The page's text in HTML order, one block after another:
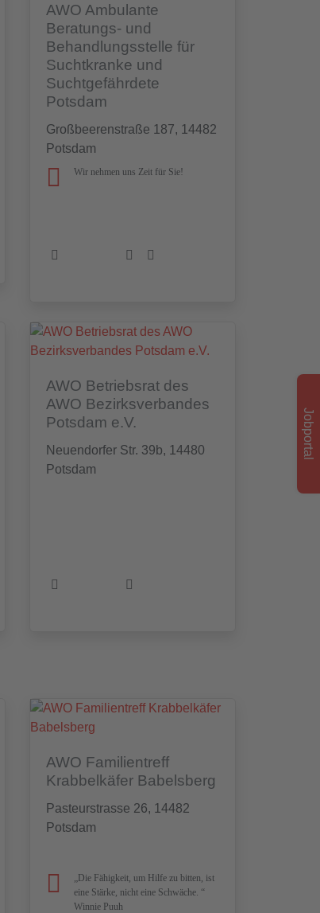
AWO Ambulante
Beratungs- und
Behandlungsstelle für
Suchtkranke und
Suchtgefährdete
Potsdam
Großbeerenstraße 187, 14482
Potsdam
Wir nehmen uns Zeit für Sie!
AWO Betriebsrat des
AWO Bezirksverbandes
Potsdam e.V.
Neuendorfer Str. 39b, 14480
Potsdam
AWO Familientreff
Krabbelkäfer Babelsberg
Pasteurstrasse 26, 14482
Potsdam
„Die Fähigkeit, um Hilfe zu bitten, ist
eine Stärke, nicht eine Schwäche. “
Winnie Puuh
Jobportal